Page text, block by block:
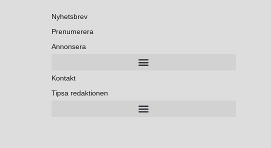
Nyhetsbrev
Prenumerera
Annonsera
Kontakt
Tipsa redaktionen